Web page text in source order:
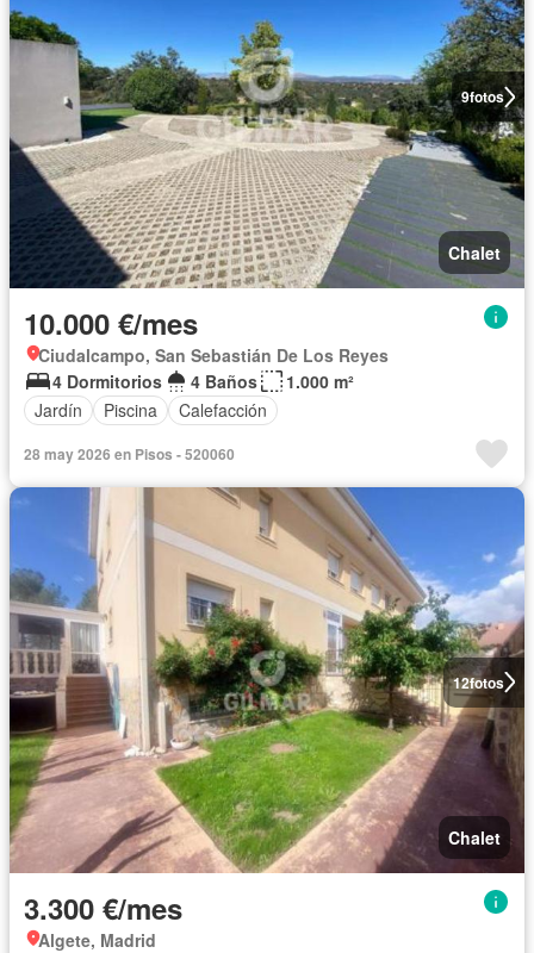
9fotos
Chalet
10.000 €/mes
Ciudalcampo, San Sebastián De Los Reyes
4 Dormitorios
4 Baños
1.000 m²
Jardín
Piscina Calefacción
28 may 2026 en Pisos - 520060
12fotos
Chalet
3.300 €/mes
Algete, Madrid